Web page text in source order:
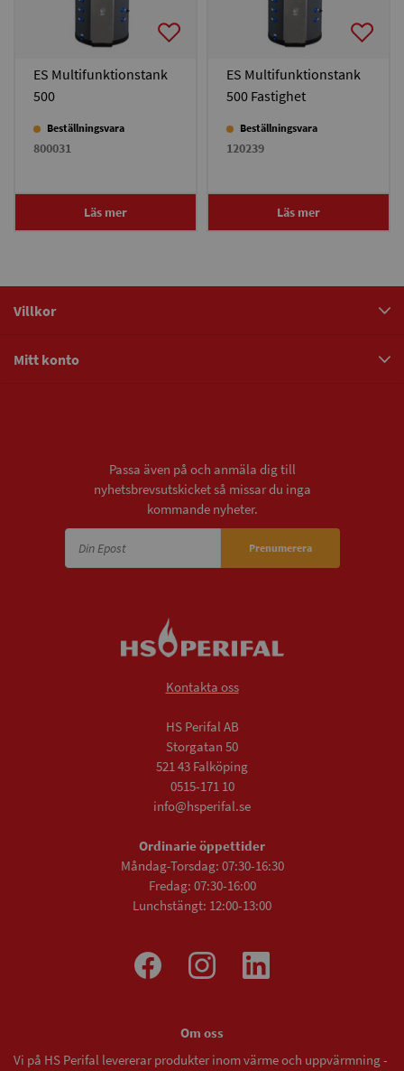
ES Multifunktionstank
500
Beställningsvara
800031
Läs mer
ES Multifunktionstank
500 Fastighet
Beställningsvara
120239
Läs mer
Villkor
Mitt konto
Passa även på och anmäla dig till
nyhetsbrevsutskicket så missar du inga
kommande nyheter.
Prenumerera
Kontakta oss
HS Perifal AB
Storgatan 50
521 43 Falköping
0515-171 10
info@hsperifal.se
Ordinarie öppettider
Måndag-Torsdag: 07:30-16:30
Fredag: 07:30-16:00
Lunchstängt: 12:00-13:00
Om oss
Vi på HS Perifal levererar produkter inom värme och uppvärmning -